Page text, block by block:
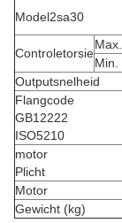
Model2sa30
Controletorsie
Max.
Min.
Outputsnelheid
Flangcode
GB12222
ISO5210
motor
Plicht
Motor
Gewicht (kg)